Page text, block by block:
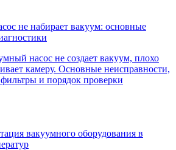
не набирает вакуум: основные
насос не создает вакуум, плохо
камеру. Основные неисправности,
и порядок проверки
вакуумного оборудования в